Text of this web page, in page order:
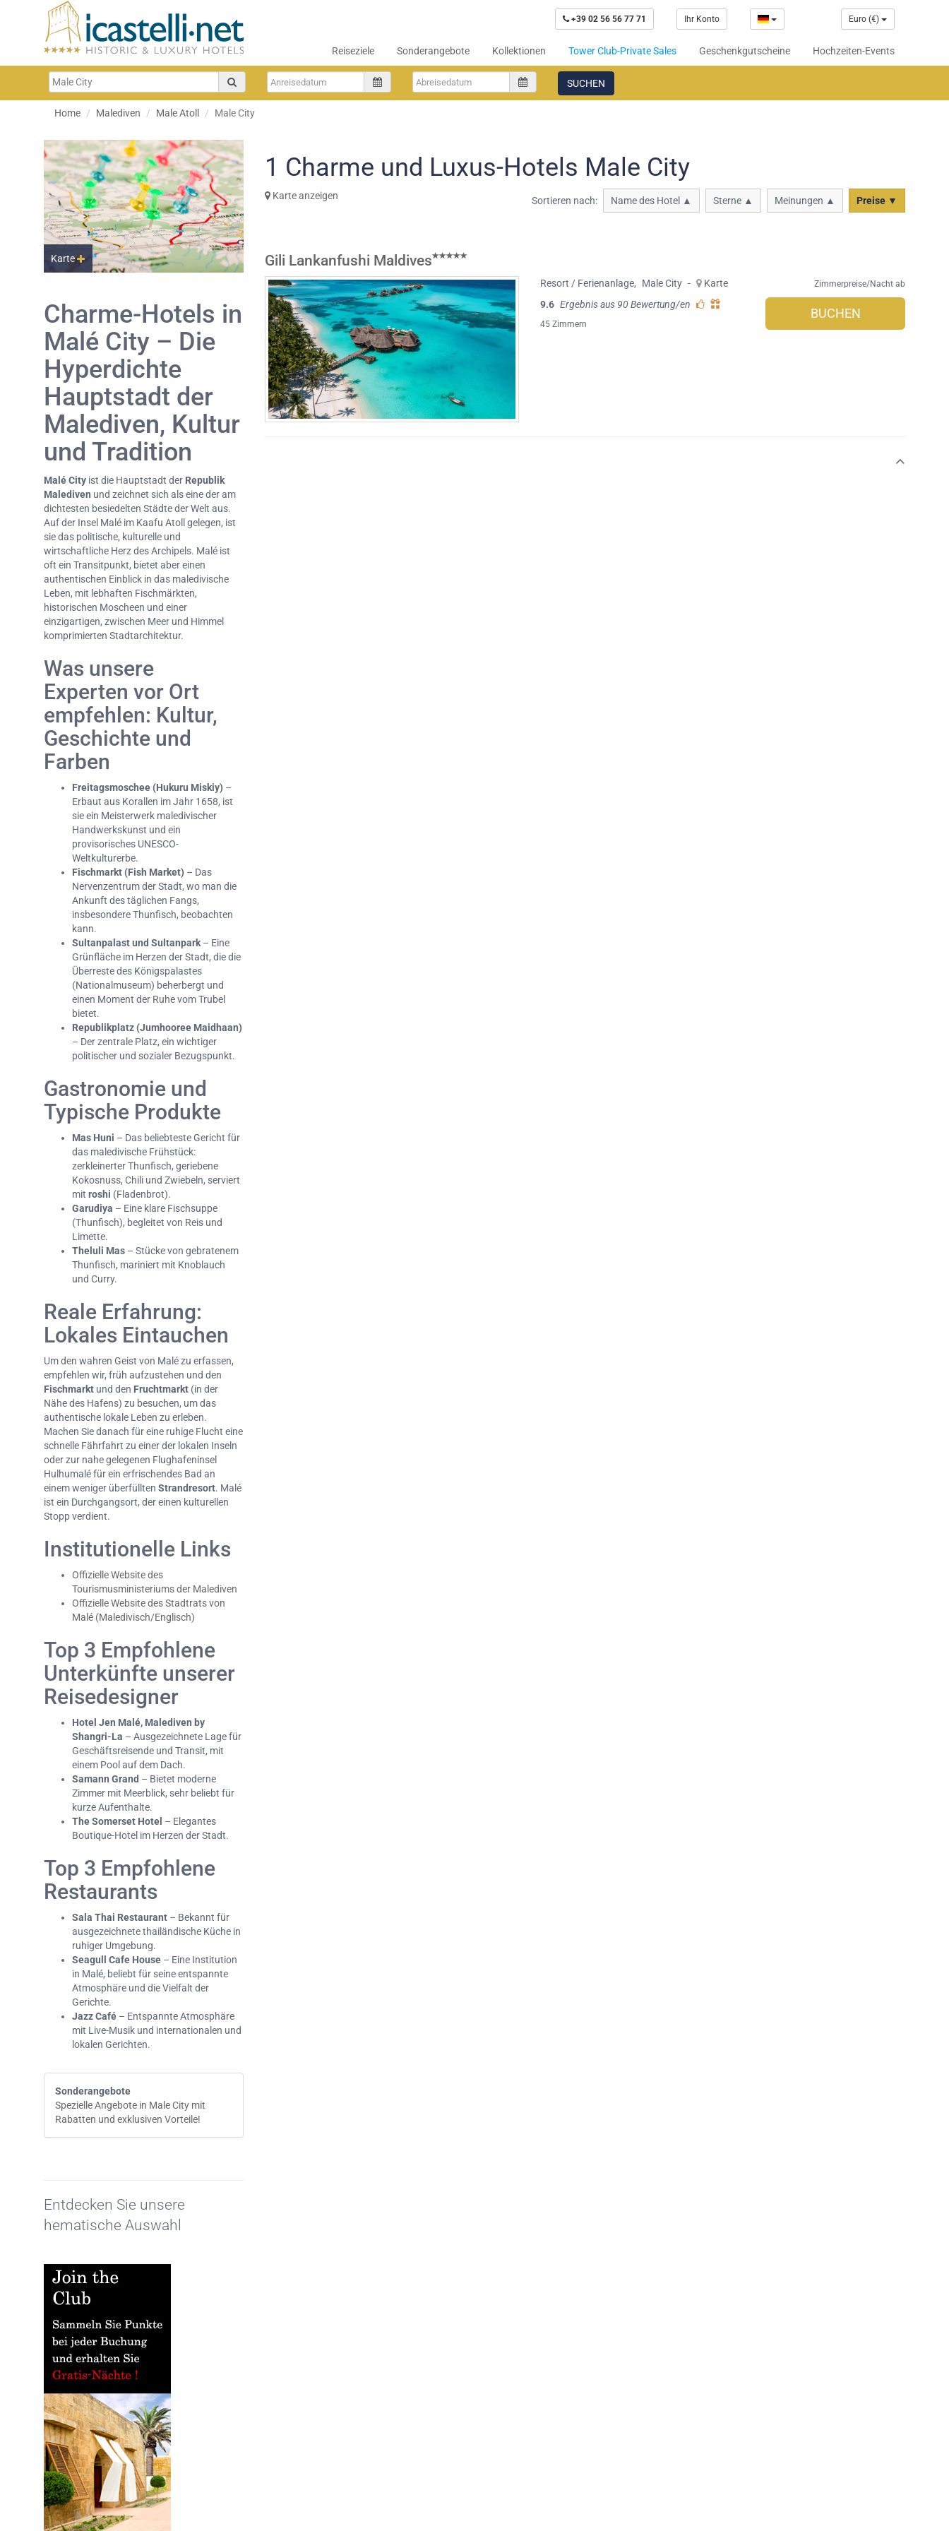
+39 02 56 56 77 71 Ihr Konto Euro (€)
Reiseziele Sonderangebote Kollektionen Tower Club-Private Sales Geschenkgutscheine Hochzeiten-Events
SUCHEN
Home Malediven Male Atoll Male City
Karte
Charme-Hotels in
Malé City – Die
Hyperdichte
Hauptstadt der
Malediven, Kultur
und Tradition
Malé City ist die Hauptstadt der Republik
Malediven und zeichnet sich als eine der am
dichtesten besiedelten Städte der Welt aus.
Auf der Insel Malé im Kaafu Atoll gelegen, ist
sie das politische, kulturelle und
wirtschaftliche Herz des Archipels. Malé ist
oft ein Transitpunkt, bietet aber einen
authentischen Einblick in das maledivische
Leben, mit lebhaften Fischmärkten,
historischen Moscheen und einer
einzigartigen, zwischen Meer und Himmel
komprimierten Stadtarchitektur.
Was unsere
Experten vor Ort
empfehlen: Kultur,
Geschichte und
Farben
Freitagsmoschee (Hukuru Miskiy) –
Erbaut aus Korallen im Jahr 1658, ist
sie ein Meisterwerk maledivischer
Handwerkskunst und ein
provisorisches UNESCO-
Weltkulturerbe.
Fischmarkt (Fish Market) – Das
Nervenzentrum der Stadt, wo man die
Ankunft des täglichen Fangs,
insbesondere Thunfisch, beobachten
kann.
Sultanpalast und Sultanpark– Eine
Grünfläche im Herzen der Stadt, die die
Überreste des Königspalastes
(Nationalmuseum) beherbergt und
einen Moment der Ruhe vom Trubel
bietet.
Republikplatz (Jumhooree Maidhaan)
– Der zentrale Platz, ein wichtiger
politischer und sozialer Bezugspunkt.
Gastronomie und
Typische Produkte
Mas Huni – Das beliebteste Gericht für
das maledivische Frühstück:
zerkleinerter Thunfisch, geriebene
Kokosnuss, Chili und Zwiebeln, serviert
mit roshi (Fladenbrot).
Garudiya – Eine klare Fischsuppe
(Thunfisch), begleitet von Reis und
Limette.
Theluli Mas – Stücke von gebratenem
Thunfisch, mariniert mit Knoblauch
und Curry.
Reale Erfahrung:
Lokales Eintauchen
Um den wahren Geist von Malé zu erfassen,
empfehlen wir, früh aufzustehen und den
Fischmarkt und den Fruchtmarkt (in der
Nähe des Hafens) zu besuchen, um das
authentische lokale Leben zu erleben.
Machen Sie danach für eine ruhige Flucht eine
schnelle Fährfahrt zu einer der lokalen Inseln
oder zur nahe gelegenen Flughafeninsel
Hulhumalé für ein erfrischendes Bad an
einem weniger überfüllten Strandresort. Malé
ist ein Durchgangsort, der einen kulturellen
Stopp verdient.
Institutionelle Links
Offizielle Website des
Tourismusministeriums der Malediven
Offizielle Website des Stadtrats von
Malé (Maledivisch/Englisch)
Top 3 Empfohlene
Unterkünfte unserer
Reisedesigner
Hotel Jen Malé, Malediven by
Shangri-La – Ausgezeichnete Lage für
Geschäftsreisende und Transit, mit
einem Pool auf dem Dach.
Samann Grand – Bietet moderne
Zimmer mit Meerblick, sehr beliebt für
kurze Aufenthalte.
The Somerset Hotel – Elegantes
Boutique-Hotel im Herzen der Stadt.
Top 3 Empfohlene
Restaurants
Sala Thai Restaurant – Bekannt für
ausgezeichnete thailändische Küche in
ruhiger Umgebung.
Seagull Cafe House – Eine Institution
in Malé, beliebt für seine entspannte
Atmosphäre und die Vielfalt der
Gerichte.
Jazz Café – Entspannte Atmosphäre
mit Live-Musik und internationalen und
lokalen Gerichten.
Sonderangebote
Spezielle Angebote in Male City mit
Rabatten und exklusiven Vorteile!
Entdecken Sie unsere
hematische Auswahl
1 Charme und Luxus-Hotels Male City
Karte anzeigen Sortieren nach: Name des Hotel ▲ Sterne ▲ Meinungen ▲ Preise ▼
Gili Lankanfushi Maldives
Resort / Ferienanlage, Male City -
Karte
9.6 Ergebnis aus 90 Bewertung/en
45 Zimmern
Zimmerpreise/Nacht ab
BUCHEN